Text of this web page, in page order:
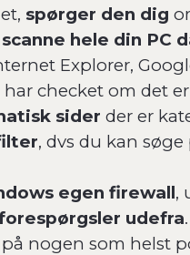
spørger den dig
scanne hele din PC
Explorer,
har checket om det
sider der er
, dvs du kan
egen firewall,
udefra
nogen som helst